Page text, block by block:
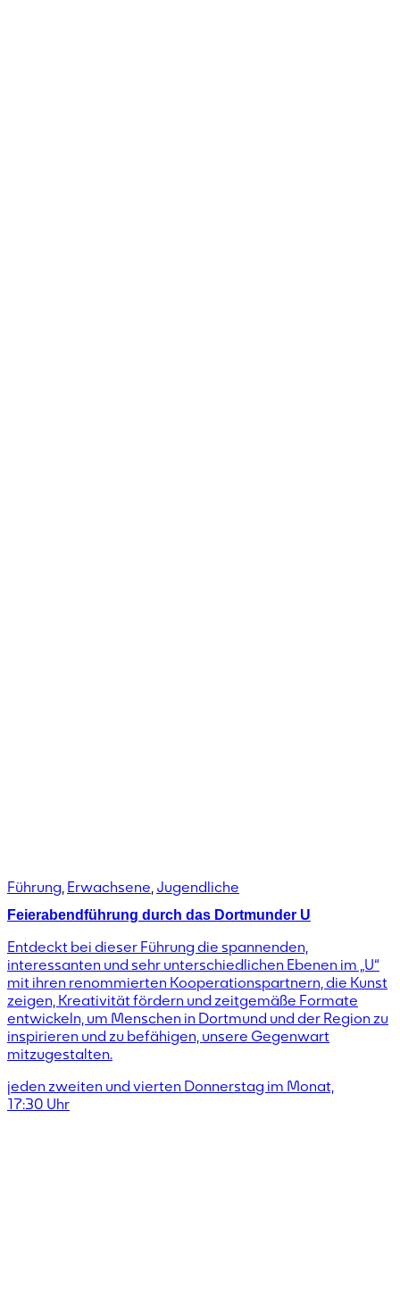
Führung, Erwachsene, Jugendliche
Feierabendführung durch das Dortmunder U
Entdeckt bei dieser Führung die spannenden,
interessanten und sehr unterschiedlichen Ebenen im „U“
mit ihren renommierten Kooperationspartnern, die Kunst
zeigen, Kreativität fördern und zeitgemäße Formate
entwickeln, um Menschen in Dortmund und der Region zu
inspirieren und zu befähigen, unsere Gegenwart
mitzugestalten.
jeden zweiten und vierten Donnerstag im Monat,
17:30 Uhr